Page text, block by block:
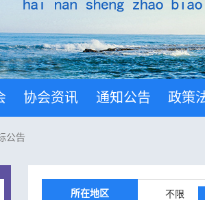
协会资讯 通知公告 政策
公告
所在地区
不限